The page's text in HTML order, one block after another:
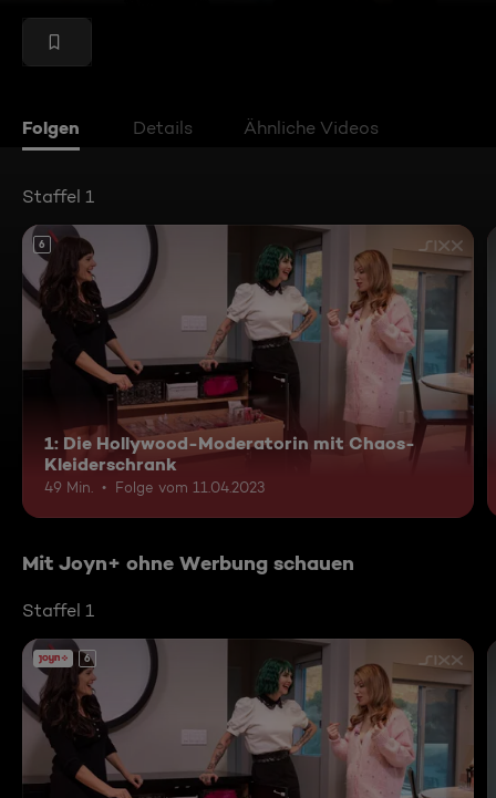
Folgen Details Ähnliche Videos
Staffel 1
6
1: Die Hollywood-Moderatorin mit Chaos-
Kleiderschrank
49 Min. Folge vom 11.04.2023
Mit Joyn+ ohne Werbung schauen
Staffel 1
6